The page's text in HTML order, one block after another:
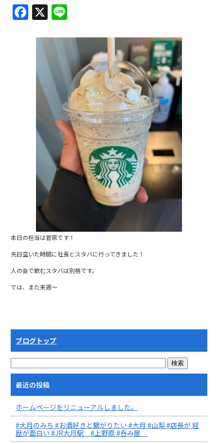
F
a
c
b
k
X
e
本日の担当は菅原です！
先日空いた時間に社長とスタバに行ってきました！
人の金で飲むスタバは別格です。
では、また来週～
ブログトップ
最近の投稿
ホームページをリニューアルしました。
#大月のみち #お酒好きと繋がりたい #大月 #山梨 #店長が 経
歴が面白い #JR大月駅 #上野原 #呑み屋